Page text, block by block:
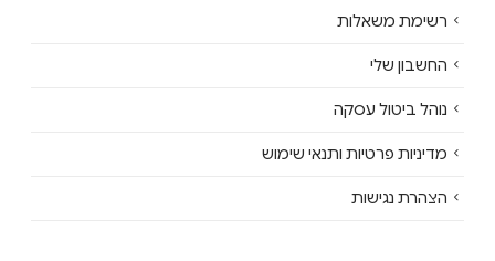
רשימת משאלות
החשבון שלי
נוהל ביטול עסקה
מדיניות פרטיות ותנאי שימוש
הצהרת נגישות